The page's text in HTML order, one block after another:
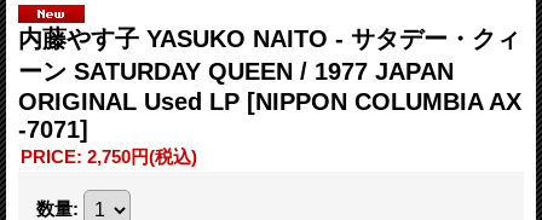
内藤やす子 YASUKO NAITO - サタデー・クィ
ーン SATURDAY QUEEN / 1977 JAPAN
ORIGINAL Used LP [NIPPON COLUMBIA AX
-7071]
PRICE: 2,750円(税込)
数量: